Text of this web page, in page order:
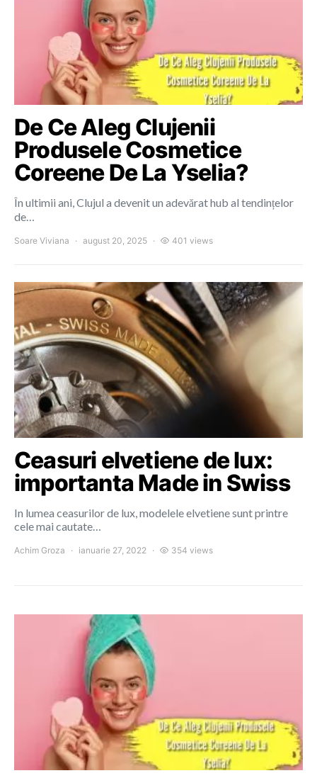
De Ce Aleg Clujenii
Produsele Cosmetice
Coreene De La Yselia?
În ultimii ani, Clujul a devenit un adevărat hub al tendințelor
de…
Soare Viviana august 20, 2025 401 views
Ceasuri elvetiene de lux:
importanta Made in Swiss
In lumea ceasurilor de lux, modelele elvetiene sunt printre
cele mai cautate…
Achim Groza ianuarie 27, 2022 354 views